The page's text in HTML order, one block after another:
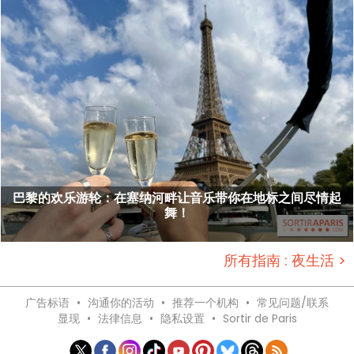
巴黎的欢乐游轮：在塞纳河畔让音乐带你在地标之间尽情起
舞！
所有指南 : 夜生活 >
广告标语 • 沟通你的活动 • 推荐一个机构 • 常见问题/联系
显现 • 法律信息 • 隐私设置 • Sortir de Paris